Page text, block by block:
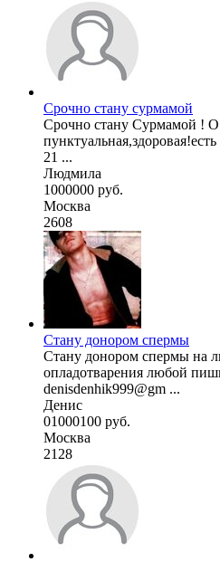
Срочно стану сурмамой
Срочно стану Сурмамой ! О
21 ...
Людмила
1000000 руб.
Москва
2608
Стану донором спермы
Стану донором спермы на
опладотварения любой
denisdenhik999@gm ...
Денис
01000100 руб.
Москва
2128